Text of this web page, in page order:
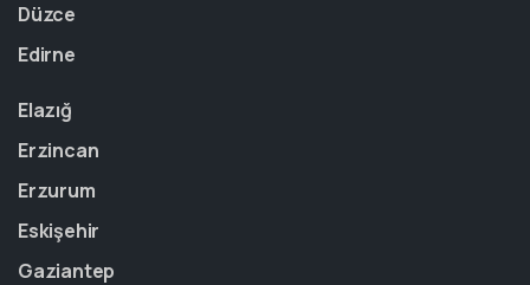
Düzce
Edirne
Elazığ
Erzincan
Erzurum
Eskişehir
Gaziantep